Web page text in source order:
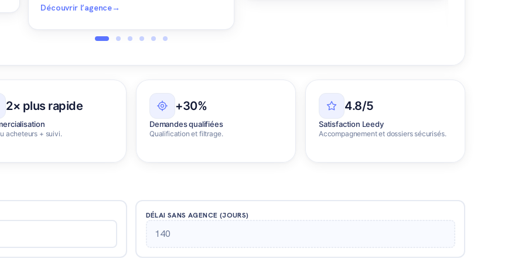
Découvrir l’agence→
2× plus rapide
acheteurs + suivi.
+30%
Demandes qualifiées
Qualification et filtrage.
4.8/5
Satisfaction Leedy
Accompagnement et dossiers sécurisés.
DÉLAI SANS AGENCE (JOURS)